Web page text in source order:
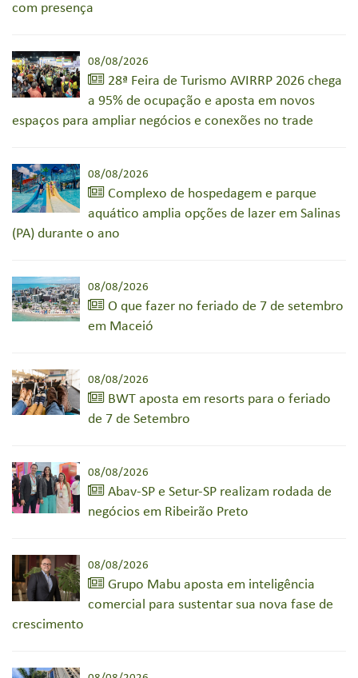
com presença
08/08/2026
28ª Feira de Turismo AVIRRP 2026 chega
a 95% de ocupação e aposta em novos
espaços para ampliar negócios e conexões no trade
08/08/2026
Complexo de hospedagem e parque
aquático amplia opções de lazer em Salinas
(PA) durante o ano
08/08/2026
O que fazer no feriado de 7 de setembro
em Maceió
08/08/2026
BWT aposta em resorts para o feriado
de 7 de Setembro
08/08/2026
Abav-SP e Setur-SP realizam rodada de
negócios em Ribeirão Preto
08/08/2026
Grupo Mabu aposta em inteligência
comercial para sustentar sua nova fase de
crescimento